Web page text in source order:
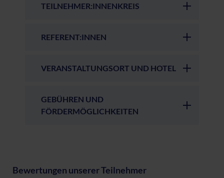
TEILNEHMER:INNENKREIS
REFERENT:INNEN
VERANSTALTUNGSORT UND HOTEL
GEBÜHREN UND
FÖRDERMÖGLICHKEITEN
Bewertungen unserer Teilnehmer